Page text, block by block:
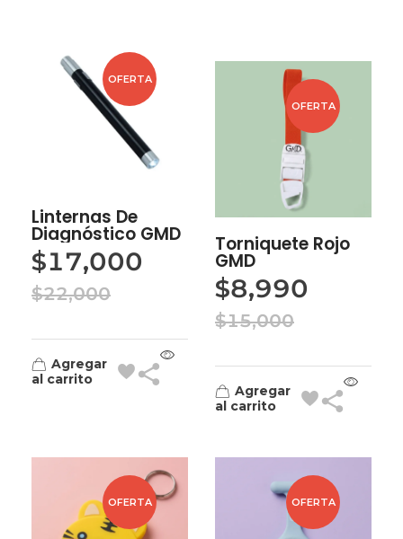
OFERTA
Linternas De
Diagnóstico GMD
$17,000
$22,000
Agregar
al carrito
OFERTA
Torniquete Rojo
GMD
$8,990
$15,000
Agregar
al carrito
OFERTA OFERTA